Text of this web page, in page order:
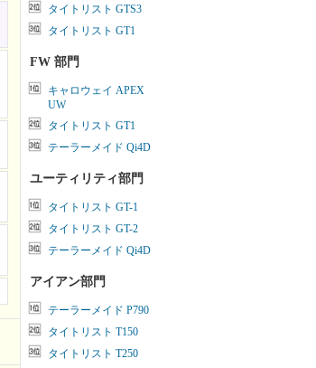
タイトリスト GTS3
タイトリスト GT1
FW 部門
キャロウェイ APEX
UW
タイトリスト GT1
テーラーメイド Qi4D
ユーティリティ部門
タイトリスト GT-1
タイトリスト GT-2
テーラーメイド Qi4D
アイアン部門
テーラーメイド P790
タイトリスト T150
タイトリスト T250